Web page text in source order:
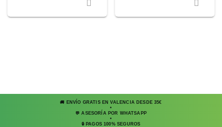
🚚 ENVÍO GRATIS EN VALENCIA DESDE 35€
•
💬 ASESORÍA POR WHATSAPP
•
🔒 PAGOS 100% SEGUROS